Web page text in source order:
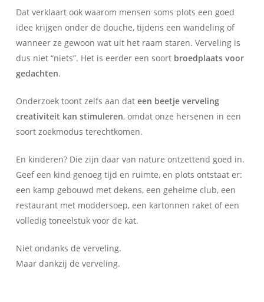
Dat verklaart ook waarom mensen soms plots een goed
idee krijgen onder de douche, tijdens een wandeling of
wanneer ze gewoon wat uit het raam staren. Verveling is
dus niet “niets”. Het is eerder een soort broedplaats voor
gedachten.
Onderzoek toont zelfs aan dat een beetje verveling
creativiteit kan stimuleren, omdat onze hersenen in een
soort zoekmodus terechtkomen.
En kinderen? Die zijn daar van nature ontzettend goed in.
Geef een kind genoeg tijd en ruimte, en plots ontstaat er:
een kamp gebouwd met dekens, een geheime club, een
restaurant met moddersoep, een kartonnen raket of een
volledig toneelstuk voor de kat.
Niet ondanks de verveling.
Maar dankzij de verveling.